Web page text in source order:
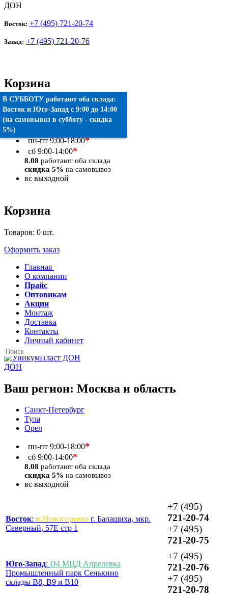
ДОН
Восток: +7 (495) 721-20-74
Запад: +7 (495) 721-20-76
Корзина
Товаров:0 шт.
Оформить заказ
пн-пт9:00-18:00*
сб 9:00-14:00*
8.08 работают оба склада
скидка 5% на самовывоз
вс выходной
Корзина
Товаров: 0 шт.
Оформить заказ
Главная
О компании
Прайс
Оптовикам
Акции
Монтаж
Доставка
Контакты
Личный кабинет
ДОН
Ваш регион: Москва и область
Санкт-Петербург
Тула
Орел
пн-пт 9:00-18:00*
сб 9:00-14:00*
8.08 работают оба склада
скидка 5% на самовывоз
вс выходной
Восток: м.Новогиреево г. Балашиха, мкр.
Северный, 57Е стр 1
+7 (495)
721-20-74
+7 (495)
721-20-75
Юго-Запад: D4 МЦД Апрелевка
Промышленный парк Сенькино
склады B8, B9 и B10
+7 (495)
721-20-76
+7 (495)
721-20-78
В СУББОТУ работают оба склада:
Восток и Юго-Запад c 9:00 до 14:00
(на самовывоз в субботу - скидка
5%)